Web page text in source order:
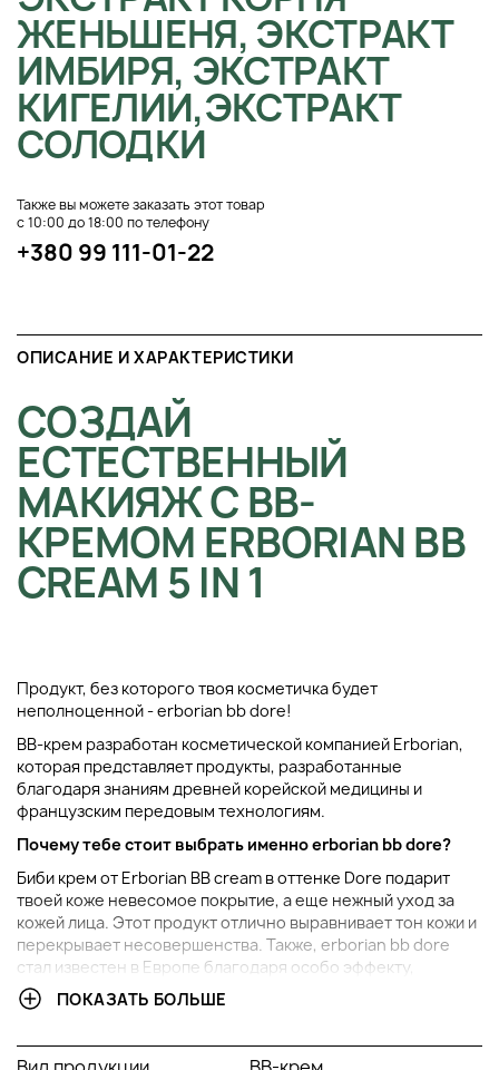
ЖЕНЬШЕНЯ, ЭКСТРАКТ
ИМБИРЯ, ЭКСТРАКТ
КИГЕЛИИ,ЭКСТРАКТ
СОЛОДКИ
Также вы можете заказать этот товар
с 10:00 до 18:00 по телефону
+380 99 111-01-22
ОПИСАНИЕ И ХАРАКТЕРИСТИКИ
СОЗДАЙ
ЕСТЕСТВЕННЫЙ
МАКИЯЖ С ВВ-
КРЕМОМ ERBORIAN BB
CREAM 5 IN 1
Продукт, без которого твоя косметичка будет
неполноценной - erborian bb dore!
BB-крем разработан косметической компанией Erborian,
которая представляет продукты, разработанные
благодаря знаниям древней корейской медицины и
французским передовым технологиям.
Почему тебе стоит выбрать именно erborian bb dore?
Биби крем от Erborian BB cream в оттенке Dore подарит
твоей коже невесомое покрытие, а еще нежный уход за
кожей лица. Этот продукт отлично выравнивает тон кожи и
перекрывает несовершенства. Также, erborian bb dore
стал известен в Европе благодаря особо эффекту,
которым он наделен - сразу после первого использования,
кожа становится “как у младенца”.
Познакомимся с активными компонентами, которые входят
ПОКАЗАТЬ БОЛЬШЕ